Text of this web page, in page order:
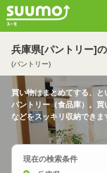
兵庫県[パントリー]
(パントリー)
買い物はまとめてする、
パントリー（食品庫）。
などをスッキリ収納でき
現在の検索条件